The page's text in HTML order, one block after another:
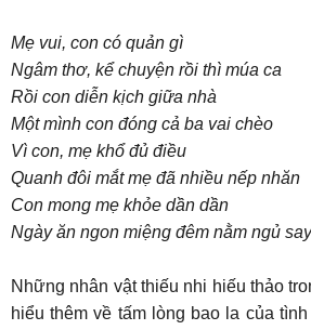
Mẹ vui, con có quản gì
Ngâm thơ, kể chuyện rồi thì múa ca
Rồi con diễn kịch giữa nhà
Một mình con đóng cả ba vai chèo
Vì con, mẹ khổ đủ điều
Quanh đôi mắt mẹ đã nhiều nếp nhăn
Con mong mẹ khỏe dần dần
Ngày ăn ngon miệng đêm nằm ngủ say
Những nhân vật thiếu nhi hiếu thảo
hiểu thêm về tấm lòng bao la của